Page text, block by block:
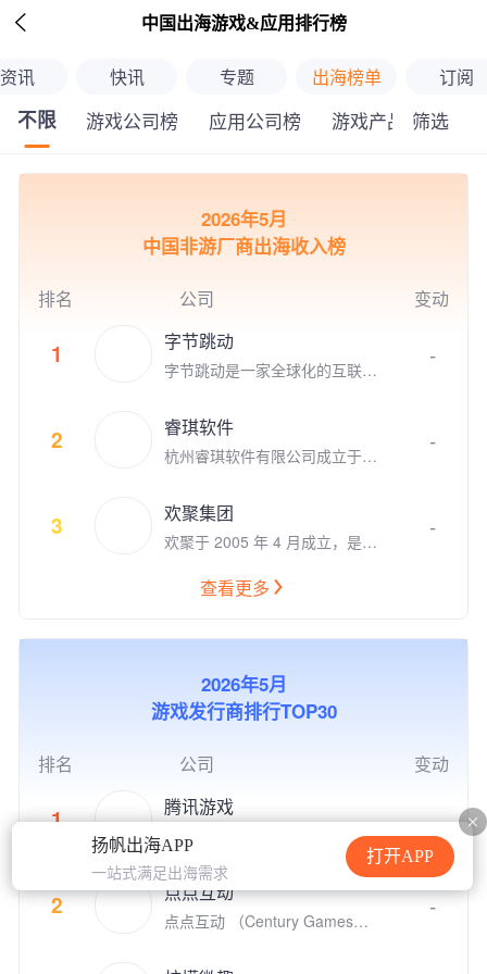
扬帆出海APP
一站式满足出海需求
打开APP
 中国出海游戏&应用排行榜
资讯 快讯 专题 出海榜单 订阅
不限 游戏公司榜 应用公司榜 游戏产品榜筛选
继续下拉刷新
2026年5月
中国非游厂商出海收入榜
排名 公司 变动
1 字节跳动
字节跳动是一家全球化的互联网
瓜瓜龙、西瓜视频、飞书等产
品，目前字节跳动旗下大力教育
瓜瓜龙系列教育项目正在全国各
来！
-
2 睿琪软件
杭州睿琪软件有限公司成立于2
把生活变得更美好。在计算机视
觉和自然语言理解领域积累深
厚。旗下拥有数款用户数上亿并
年以来被苹果AppStore和Googl
应用涵盖了生活工具、自然教
育、图像生成等多个领域，拥有
全球范围内广泛的用户基础。在
戏类应用榜单中排名TOP 5，近
在欧美市场，我们的总用户规模
已突破2亿，彰显了强大的市场
影响力和用户认可度。
-
3 欢聚集团
欢聚于 2005 年 4 月成立，是一
聚旗下运营多款社交娱乐产品，
容，连接你我，丰富生活”为使
命，让用户通过线上多媒体实现
实时互动，为全球用户创建了活
聚在美国纳斯达克上市（NASD
月，欢聚集团员工超过 7,900
人，在全球各地超过30个城市
设有办公室，包括新加坡、广
州、上海、北京、洛杉矶、帕洛
阿尔托、伦敦、雅加达、东京、
开罗、安曼等。我们全球共有6
个研发中心，超过44%的员工为
-
查看更多
2026年5月
游戏发行商排行TOP30
排名 公司 变动
1 腾讯游戏
腾讯游戏成立于2003年，是全
球领先的游戏研发和运营商。作
为“超级数字场景”理念的倡导者
和实践者，腾讯游戏高度关注和
重视未成年人的健康发展，并致
产学研结合、全球化布局，以及
-
2 点点互动
点点互动 （Century Games）
娱乐公司，在全球四大洲八个国
-